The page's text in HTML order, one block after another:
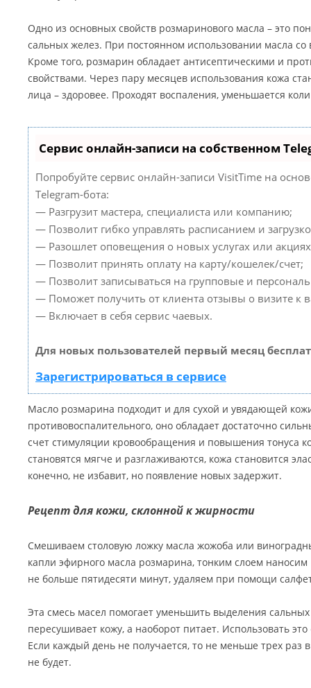
Одно из основных свойств розмаринового масла – это
сальных желез. При постоянном использовании масла
Кроме того, розмарин обладает антисептическими и
свойствами. Через пару месяцев использования кожа
лица – здоровее. Проходят воспаления, уменьшается
Сервис онлайн-записи на собственном
Попробуйте сервис онлайн-записи VisitTime на
Telegram-бота:
— Разгрузит мастера, специалиста или компанию;
— Позволит гибко управлять расписанием и
— Разошлет оповещения о новых услугах или
— Позволит принять оплату на карту/кошелек/счет;
— Позволит записываться на групповые и
— Поможет получить от клиента отзывы о визите к
— Включает в себя сервис чаевых.
Для новых пользователей первый месяц
Зарегистрироваться в сервисе
Масло розмарина подходит и для сухой и увядающей
противовоспалительного, оно обладает достаточно
счет стимуляции кровообращения и повышения тонуса
становятся мягче и разглаживаются, кожа становится
конечно, не избавит, но появление новых задержит.
Рецепт для кожи, склонной к жирности
Смешиваем столовую ложку масла жожоба или
капли эфирного масла розмарина, тонким слоем
не больше пятидесяти минут, удаляем при помощи
Эта смесь масел помогает уменьшить выделения
пересушивает кожу, а наоборот питает. Использовать
Если каждый день не получается, то не меньше трех раз
не будет.